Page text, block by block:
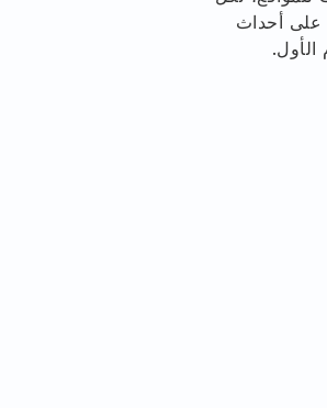
على أحداث
الأول.